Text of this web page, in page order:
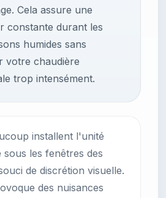
Cela assure une
constante durant les
humides sans
votre chaudière
trop intensément.
installent l'unité
sous les fenêtres des
de discrétion visuelle.
des nuisances